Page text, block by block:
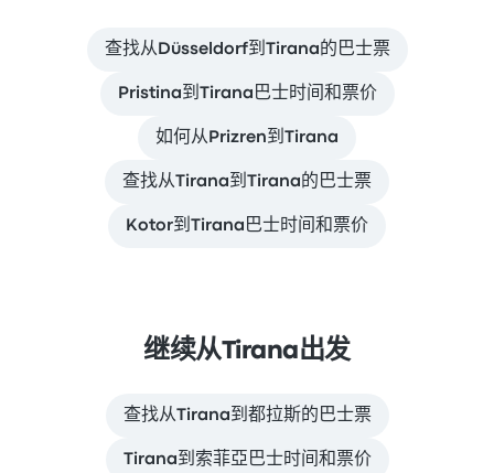
查找从Düsseldorf到Tirana的巴士票
Pristina到Tirana巴士时间和票价
如何从Prizren到Tirana
查找从Tirana到Tirana的巴士票
Kotor到Tirana巴士时间和票价
继续从Tirana出发
查找从Tirana到都拉斯的巴士票
Tirana到索菲亞巴士时间和票价